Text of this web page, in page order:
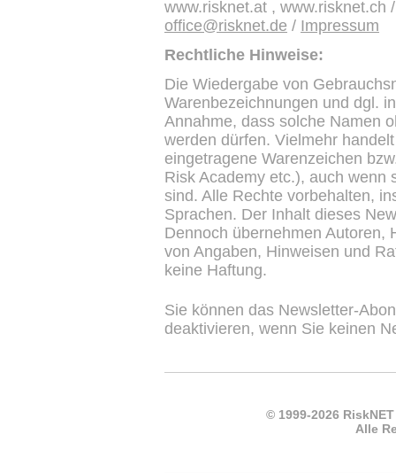
www.risknet.at , www.risknet.ch
office@risknet.de / Impressum
Rechtliche Hinweise:
Die Wiedergabe von
Warenbezeichnungen und dgl.
Annahme, dass solche Namen
werden dürfen. Vielmehr
eingetragene Warenzeichen
Risk Academy etc.), auch wenn
sind. Alle Rechte vorbehalten,
Sprachen. Der Inhalt dieses
Dennoch übernehmen Autoren,
von Angaben, Hinweisen und
keine Haftung.
Sie können das Newsletter-
deaktivieren, wenn Sie keinen
© 1999-2026
Alle